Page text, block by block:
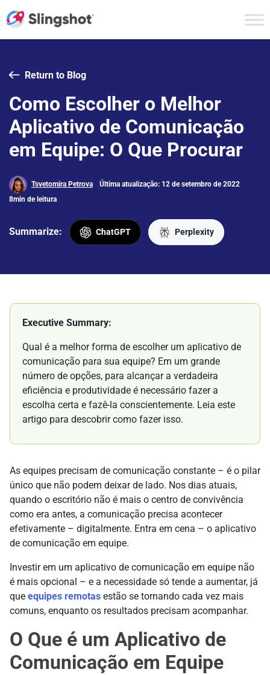
Return to Blog
Como Escolher o Melhor
Aplicativo de Comunicação
em Equipe: O Que Procurar
Tsvetomira Petrova
Última atualização: 12 de setembro de 2022
8min de leitura
Summarize: ChatGPT Perplexity
Executive Summary:
Qual é a melhor forma de escolher um aplicativo de
comunicação para sua equipe? Em um grande
número de opções, para alcançar a verdadeira
eficiência e produtividade é necessário fazer a
escolha certa e fazê-la conscientemente. Leia este
artigo para descobrir como fazer isso.
As equipes precisam de comunicação constante – é o pilar
único que não podem deixar de lado. Nos dias atuais,
quando o escritório não é mais o centro de convivência
como era antes, a comunicação precisa acontecer
efetivamente – digitalmente. Entra em cena – o aplicativo
de comunicação em equipe.
Investir em um aplicativo de comunicação em equipe não
é mais opcional – e a necessidade só tende a aumentar, já
que equipes remotas estão se tornando cada vez mais
comuns, enquanto os resultados precisam acompanhar.
O Que é um Aplicativo de
Comunicação em Equipe